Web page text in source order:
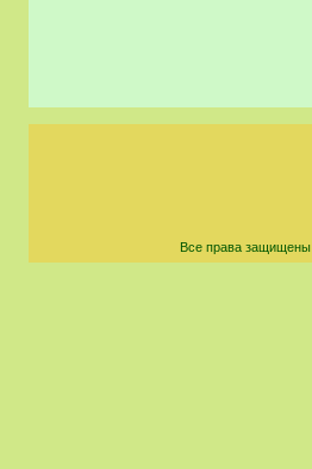
Все права